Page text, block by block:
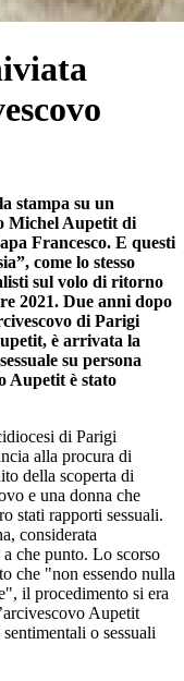
stampa su un
Michel Aupetit di
Francesco. E questi
come lo stesso
sul volo di ritorno
2021. Due anni dopo
di Parigi
è arrivata la
su persona
Aupetit è stato
di Parigi
alla procura di
della scoperta di
e una donna che
stati rapporti sessuali.
considerata
che punto. Lo scorso
che "non essendo nulla
il procedimento si era
Aupetit
o sessuali